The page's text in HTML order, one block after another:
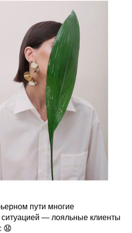
пути многие
ситуацией — лояльные клиенты
😧